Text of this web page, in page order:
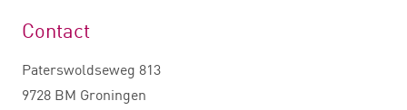
Contact
Paterswoldseweg 813
9728 BM Groningen